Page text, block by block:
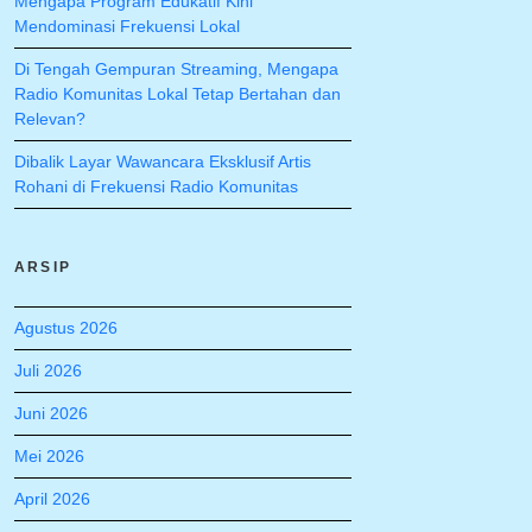
Mendominasi Frekuensi Lokal
Di Tengah Gempuran Streaming, Mengapa
Radio Komunitas Lokal Tetap Bertahan dan
Relevan?
Dibalik Layar Wawancara Eksklusif Artis
Rohani di Frekuensi Radio Komunitas
ARSIP
Agustus 2026
Juli 2026
Juni 2026
Mei 2026
April 2026